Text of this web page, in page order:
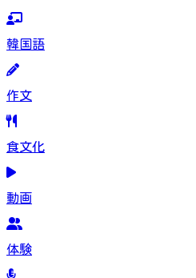
韓国語
作文
食文化
動画
体験